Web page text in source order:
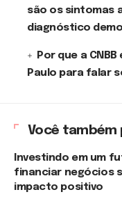
são os sintomas
diagnóstico
Por que a
Paulo para falar
Você também
Investindo em um
financiar negócios
impacto positivo